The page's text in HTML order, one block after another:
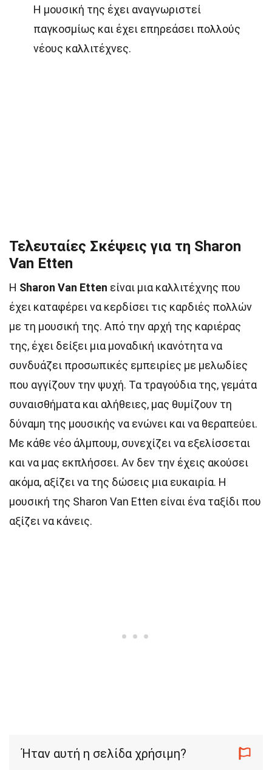
Η μουσική της έχει αναγνωριστεί
παγκοσμίως και έχει επηρεάσει πολλούς
νέους καλλιτέχνες.
Τελευταίες Σκέψεις για τη Sharon
Van Etten
Η Sharon Van Etten είναι μια καλλιτέχνης που
έχει καταφέρει να κερδίσει τις καρδιές πολλών
με τη μουσική της. Από την αρχή της καριέρας
της, έχει δείξει μια μοναδική ικανότητα να
συνδυάζει προσωπικές εμπειρίες με μελωδίες
που αγγίζουν την ψυχή. Τα τραγούδια της, γεμάτα
συναισθήματα και αλήθειες, μας θυμίζουν τη
δύναμη της μουσικής να ενώνει και να θεραπεύει.
Με κάθε νέο άλμπουμ, συνεχίζει να εξελίσσεται
και να μας εκπλήσσει. Αν δεν την έχεις ακούσει
ακόμα, αξίζει να της δώσεις μια ευκαιρία. Η
μουσική της Sharon Van Etten είναι ένα ταξίδι που
αξίζει να κάνεις.
Ήταν αυτή η σελίδα χρήσιμη?